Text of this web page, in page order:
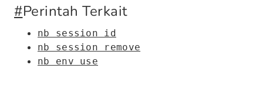
#Perintah Terkait
nb session id
nb session remove
nb env use